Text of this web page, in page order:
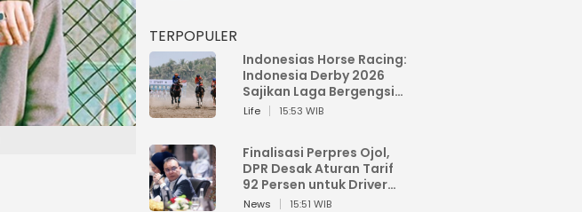
TERPOPULER
Indonesias Horse Racing:
Indonesia Derby 2026
Sajikan Laga Bergengsi
dengan Latar Belakang
Life 15:53 WIB
Finalisasi Perpres Ojol,
DPR Desak Aturan Tarif
92 Persen untuk Driver
Ditegakkan
News 15:51 WIB